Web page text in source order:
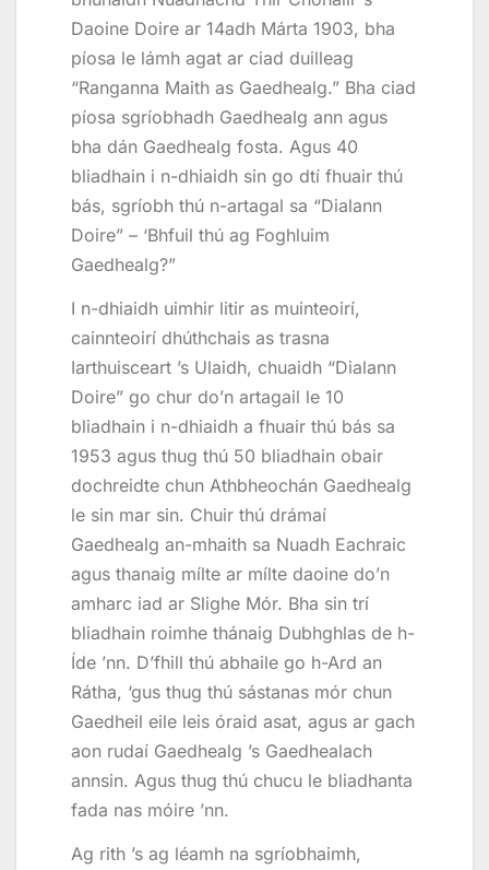
Daoine Doire ar 14adh Márta 1903, bha
píosa le lámh agat ar ciad duilleag
“Ranganna Maith as Gaedhealg.” Bha ciad
píosa sgríobhadh Gaedhealg ann agus
bha dán Gaedhealg fosta. Agus 40
bliadhain i n-dhiaidh sin go dtí fhuair thú
bás, sgríobh thú n-artagal sa “Dialann
Doire” – ‘Bhfuil thú ag Foghluim
Gaedhealg?”
I n-dhiaidh uimhir litir as muinteoirí,
cainnteoirí dhúthchais as trasna
Iarthuisceart ’s Ulaidh, chuaidh “Dialann
Doire” go chur do’n artagail le 10
bliadhain i n-dhiaidh a fhuair thú bás sa
1953 agus thug thú 50 bliadhain obair
dochreidte chun Athbheochán Gaedhealg
le sin mar sin. Chuir thú drámaí
Gaedhealg an-mhaith sa Nuadh Eachraic
agus thanaig mílte ar mílte daoine do’n
amharc iad ar Slighe Mór. Bha sin trí
bliadhain roimhe thánaig Dubhghlas de h-
Íde ’nn. D’fhill thú abhaile go h-Ard an
Rátha, ‘gus thug thú sástanas mór chun
Gaedheil eile leis óraid asat, agus ar gach
aon rudaí Gaedhealg ’s Gaedhealach
annsin. Agus thug thú chucu le bliadhanta
fada nas móire ’nn.
Ag rith ’s ag léamh na sgríobhaimh,